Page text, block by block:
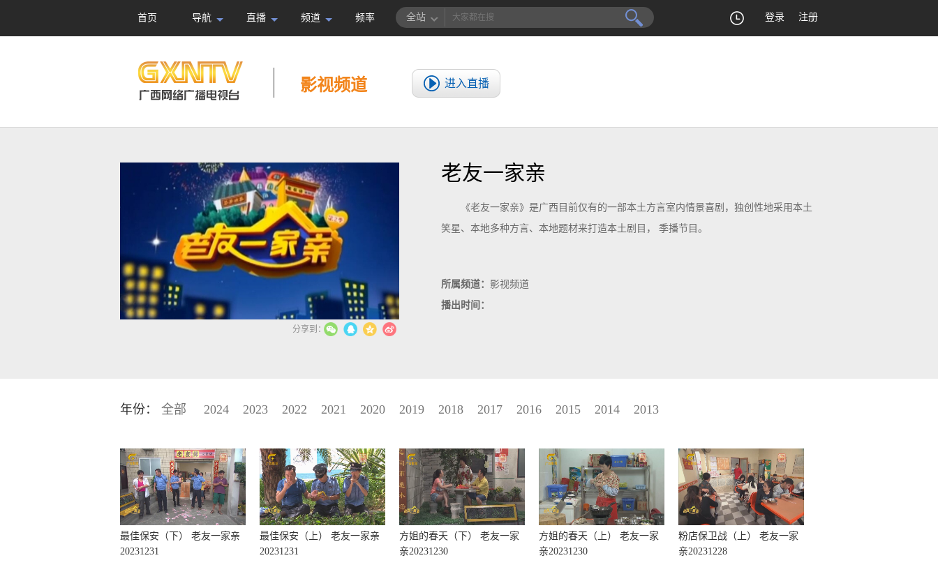
首页 导航 直播 频道 频率 全站 登录 注册
影视频道 进入直播
老友一家亲
《老友一家亲》是广西目前仅有的一部本土方言室内情景喜剧，独创性地采用本土
笑星、本地多种方言、本地题材来打造本土剧目， 季播节目。
所属频道： 影视频道
播出时间：
年份： 全部 2024 2023 2022 2021 2020 2019 2018 2017 2016 2015 2014 2013
最佳保安（下） 老友一家亲
20231231
最佳保安（上） 老友一家亲
20231231
方姐的春天（下） 老友一家
亲20231230
方姐的春天（上） 老友一家
亲20231230
粉店保卫战（上） 老友一家
亲20231228